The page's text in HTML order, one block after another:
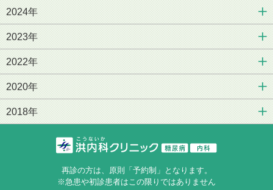
2024年
2023年
2022年
2020年
2018年
再診の方は、原則「予約制」となります。
※急患や初診患者はこの限りではありません